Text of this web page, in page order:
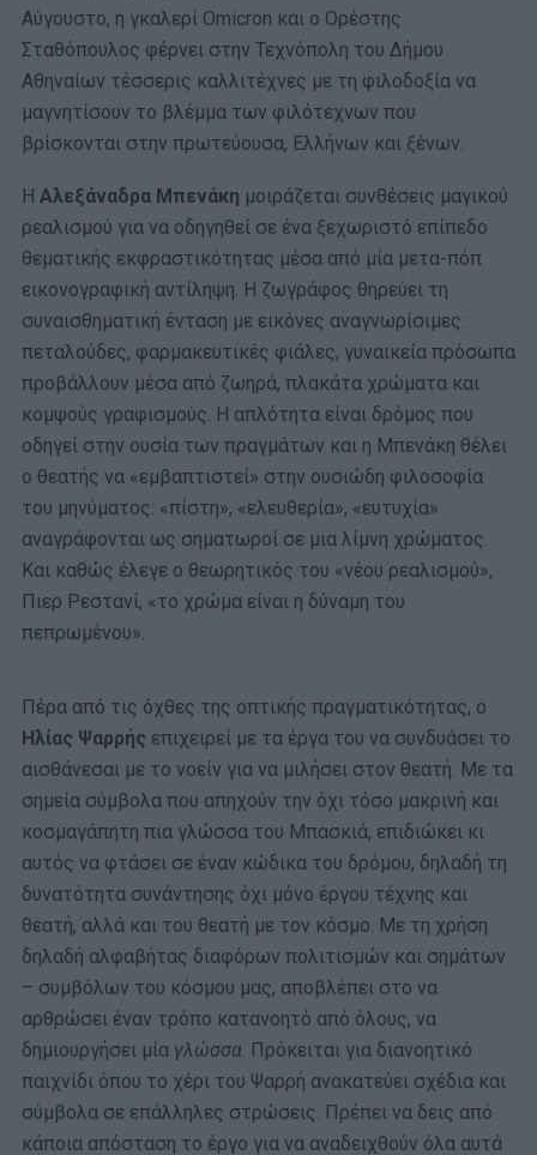
Αύγουστο, η γκαλερί Omicron και ο Ορέστης
Σταθόπουλος φέρνει στην Τεχνόπολη του Δήμου
Αθηναίων τέσσερις καλλιτέχνες με τη φιλοδοξία να
μαγνητίσουν το βλέμμα των φιλότεχνων που
βρίσκονται στην πρωτεύουσα, Ελλήνων και ξένων.
Η Αλεξάναδρα Μπενάκη μοιράζεται συνθέσεις μαγικού
ρεαλισμού για να οδηγηθεί σε ένα ξεχωριστό επίπεδο
θεματικής εκφραστικότητας μέσα από μία μετα-πόπ
εικονογραφική αντίληψη. Η ζωγράφος θηρεύει τη
συναισθηματική ένταση με εικόνες αναγνωρίσιμες:
πεταλούδες, φαρμακευτικές φιάλες, γυναικεία πρόσωπα
προβάλλουν μέσα από ζωηρά, πλακάτα χρώματα και
κομψούς γραφισμούς. Η απλότητα είναι δρόμος που
οδηγεί στην ουσία των πραγμάτων και η Μπενάκη θέλει
ο θεατής να «εμβαπτιστεί» στην ουσιώδη φιλοσοφία
του μηνύματος: «πίστη», «ελευθερία», «ευτυχία»
αναγράφονται ως σηματωροί σε μια λίμνη χρώματος.
Και καθώς έλεγε ο θεωρητικός του «νέου ρεαλισμού»,
Πιερ Ρεστανί, «το χρώμα είναι η δύναμη του
πεπρωμένου».
Πέρα από τις όχθες της οπτικής πραγματικότητας, ο
Ηλίας Ψαρρής επιχειρεί με τα έργα του να συνδυάσει το
αισθάνεσαι με το νοείν για να μιλήσει στον θεατή. Με τα
σημεία σύμβολα που απηχούν την όχι τόσο μακρινή και
κοσμαγάπητη πια γλώσσα του Μπασκιά, επιδιώκει κι
αυτός να φτάσει σε έναν κώδικα του δρόμου, δηλαδή τη
δυνατότητα συνάντησης όχι μόνο έργου τέχνης και
θεατή, αλλά και του θεατή με τον κόσμο. Με τη χρήση
δηλαδή αλφαβήτας διαφόρων πολιτισμών και σημάτων
– συμβόλων του κόσμου μας, αποβλέπει στο να
αρθρώσει έναν τρόπο κατανοητό από όλους, να
δημιουργήσει μία γλώσσα. Πρόκειται για διανοητικό
παιχνίδι όπου το χέρι του Ψαρρή ανακατεύει σχέδια και
σύμβολα σε επάλληλες στρώσεις. Πρέπει να δεις από
κάποια απόσταση το έργο για να αναδειχθούν όλα αυτά